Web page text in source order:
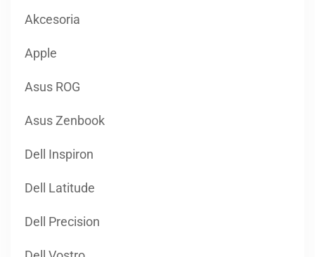
Akcesoria
Apple
Asus ROG
Asus Zenbook
Dell Inspiron
Dell Latitude
Dell Precision